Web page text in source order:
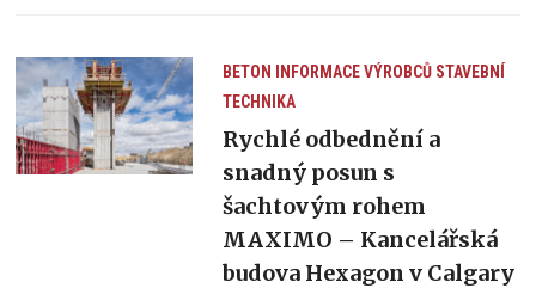
BETON INFORMACE VÝROBCŮ STAVEBNÍ
TECHNIKA
Rychlé odbednění a
snadný posun s
šachtovým rohem
MAXIMO – Kancelářská
budova Hexagon v Calgary